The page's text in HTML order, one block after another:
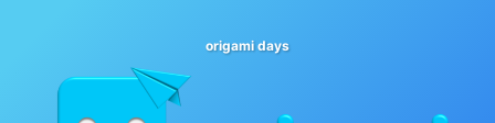
origami days